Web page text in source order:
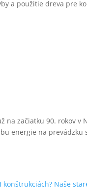
a použitie dreva pre
na začiatku 90. rokov v
energie na prevádzku